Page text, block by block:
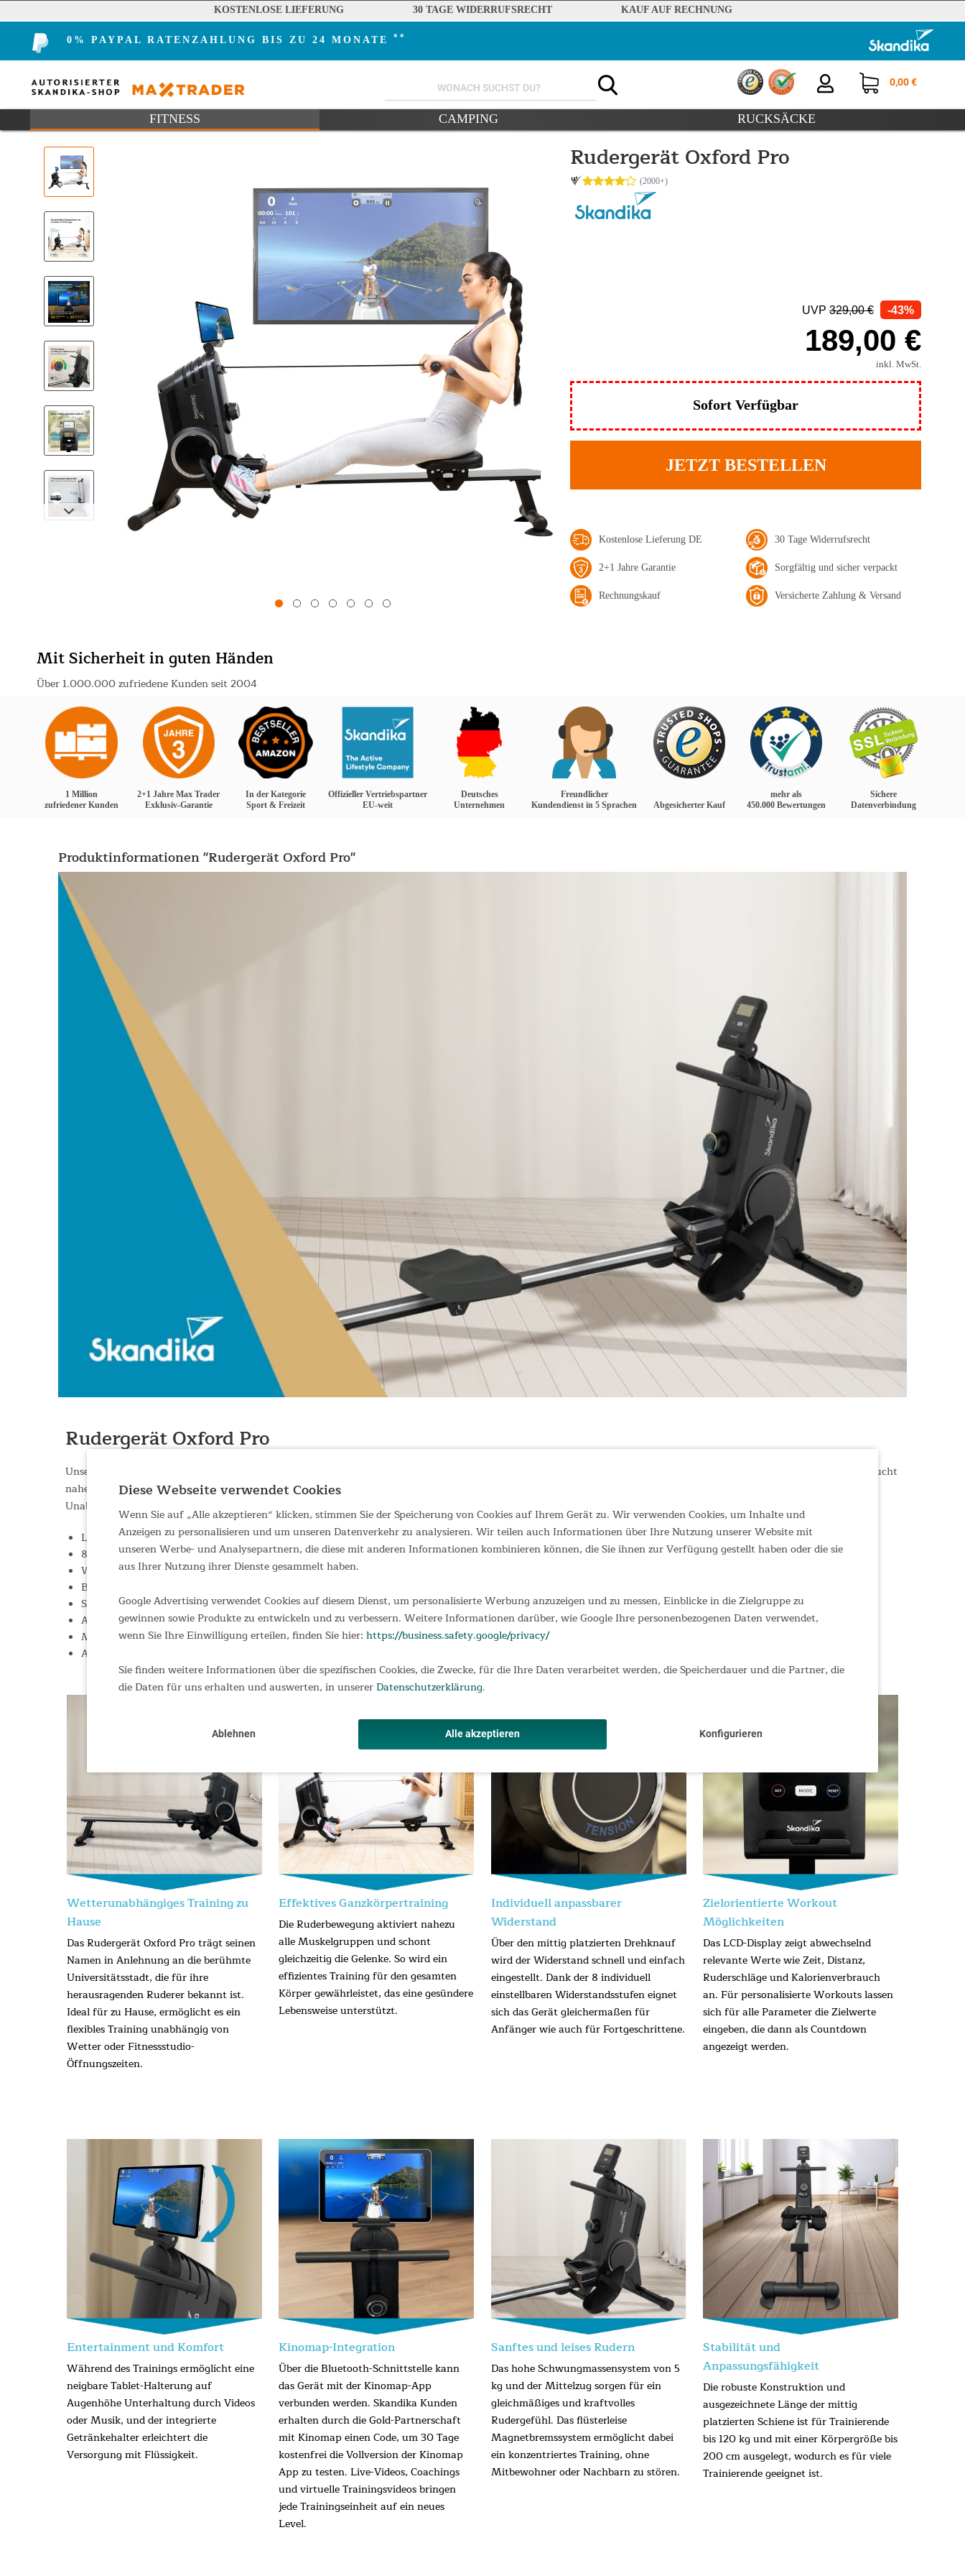
KOSTENLOSE LIEFERUNG 30 TAGE WIDERRUFSRECHT KAUF AUF RECHNUNG
0% PAYPAL RATENZAHLUNG BIS ZU 24 MONATE **
0,00 €
FITNESS CAMPING RUCKSÄCKE
Rudergerät Oxford Pro
UVP 329,00 € -43%
189,00 €
inkl. MwSt.
Sofort Verfügbar
JETZT BESTELLEN
Kostenlose Lieferung DE
2+1 Jahre Garantie
Rechnungskauf
30 Tage Widerrufsrecht
Sorgfältig und sicher verpackt
Versicherte Zahlung & Versand
Mit Sicherheit in guten Händen
Über 1.000.000 zufriedene Kunden seit 2004
1 Million
zufriedener Kunden
2+1 Jahre Max Trader
Exklusiv-Garantie
In der Kategorie
Sport & Freizeit
Offizieller Vertriebspartner
EU-weit
Deutsches
Unternehmen
Freundlicher
Kundendienst in 5 Sprachen
Abgesicherter Kauf
mehr als
450.000 Bewertungen
Sichere
Datenverbindung
Produktinformationen "Rudergerät Oxford Pro"
Rudergerät Oxford Pro
Unser Skandika Rudergerät Oxford Pro ist der ideale Trainingspartner für alle, die aktiv bleiben oder ihre Fitness steigern möchten. Die fließende Ruderbewegung beansprucht
nahezu alle Muskelgruppen und schont dabei die Gelenke. Das Ergebnis ist ein effektives Ganzkörpertraining, das die Grundlage für eine gesündere Lebensweise schafft.
Unabhängig vom Wetter oder den Öffnungszeiten eines Fitnessstudios bietet sich dieses Rudergerät perfekt für das Training im eigenen Home-Studio an.
LCD-Anzeige für Ruderzüge, Distanz, Kalorien und Zeit – auch als Zielparameter mit Countdown
8 einstellbare Widerstandsstufen für alle Fitnesslevel – über zentral positionierten Drehknauf
Wartungsarmes, flüsterleises Magnetbremssystem mit 5 kg Schwungmassensystem
Bluetooth-Schnittstelle für App-Nutzung, neigbare Smartphone-/Tablet-Halterung
Skandika Kunden nutzen Kinomap 30 Tage kostenfrei für mehr virtuellen Trainingsspaß
Aufstellfunktion und integrierte Transportrollen für eine platzsparende Aufbewahrung
Max. Benutzergewicht 120 kg / Max. Körpergröße 200 cm / Trinkflaschen-Halterung
Aufbaumaße 195 × 55 × 86 cm / Packmaß 142 × 53 × 21 cm / Gewicht 21,5 kg
Wetterunabhängiges Training zu
Hause
Das Rudergerät Oxford Pro trägt seinen
Namen in Anlehnung an die berühmte
Universitätsstadt, die für ihre
herausragenden Ruderer bekannt ist.
Ideal für zu Hause, ermöglicht es ein
flexibles Training unabhängig von
Wetter oder Fitnessstudio-
Öffnungszeiten.
Effektives Ganzkörpertraining
Die Ruderbewegung aktiviert nahezu
alle Muskelgruppen und schont
gleichzeitig die Gelenke. So wird ein
effizientes Training für den gesamten
Körper gewährleistet, das eine gesündere
Lebensweise unterstützt.
Individuell anpassbarer
Widerstand
Über den mittig platzierten Drehknauf
wird der Widerstand schnell und einfach
eingestellt. Dank der 8 individuell
einstellbaren Widerstandsstufen eignet
sich das Gerät gleichermaßen für
Anfänger wie auch für Fortgeschrittene.
Zielorientierte Workout
Möglichkeiten
Das LCD-Display zeigt abwechselnd
relevante Werte wie Zeit, Distanz,
Ruderschläge und Kalorienverbrauch
an. Für personalisierte Workouts lassen
sich für alle Parameter die Zielwerte
eingeben, die dann als Countdown
angezeigt werden.
Entertainment und Komfort
Während des Trainings ermöglicht eine
neigbare Tablet-Halterung auf
Augenhöhe Unterhaltung durch Videos
oder Musik, und der integrierte
Getränkehalter erleichtert die
Versorgung mit Flüssigkeit.
Kinomap-Integration
Über die Bluetooth-Schnittstelle kann
das Gerät mit der Kinomap-App
verbunden werden. Skandika Kunden
erhalten durch die Gold-Partnerschaft
mit Kinomap einen Code, um 30 Tage
kostenfrei die Vollversion der Kinomap
App zu testen. Live-Videos, Coachings
und virtuelle Trainingsvideos bringen
jede Trainingseinheit auf ein neues
Level.
Sanftes und leises Rudern
Das hohe Schwungmassensystem von 5
kg und der Mittelzug sorgen für ein
gleichmäßiges und kraftvolles
Rudergefühl. Das flüsterleise
Magnetbremssystem ermöglicht dabei
ein konzentriertes Training, ohne
Mitbewohner oder Nachbarn zu stören.
Stabilität und
Anpassungsfähigkeit
Die robuste Konstruktion und
ausgezeichnete Länge der mittig
platzierten Schiene ist für Trainierende
bis 120 kg und mit einer Körpergröße bis
200 cm ausgelegt, wodurch es für viele
Trainierende geeignet ist.
Diese Webseite verwendet Cookies
Wenn Sie auf „Alle akzeptieren“ klicken, stimmen Sie der Speicherung von Cookies auf Ihrem Gerät zu. Wir verwenden Cookies, um Inhalte und
Anzeigen zu personalisieren und um unseren Datenverkehr zu analysieren. Wir teilen auch Informationen über Ihre Nutzung unserer Website mit
unseren Werbe- und Analysepartnern, die diese mit anderen Informationen kombinieren können, die Sie ihnen zur Verfügung gestellt haben oder die sie
aus Ihrer Nutzung ihrer Dienste gesammelt haben.
Google Advertising verwendet Cookies auf diesem Dienst, um personalisierte Werbung anzuzeigen und zu messen, Einblicke in die Zielgruppe zu
gewinnen sowie Produkte zu entwickeln und zu verbessern. Weitere Informationen darüber, wie Google Ihre personenbezogenen Daten verwendet,
wenn Sie Ihre Einwilligung erteilen, finden Sie hier: https://business.safety.google/privacy/
Sie finden weitere Informationen über die spezifischen Cookies, die Zwecke, für die Ihre Daten verarbeitet werden, die Speicherdauer und die Partner, die
die Daten für uns erhalten und auswerten, in unsererDatenschutzerklärung.
Ablehnen Alle akzeptieren Konfigurieren